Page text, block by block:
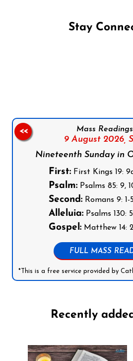
Stay
Mass
9 August 2026,
Nineteenth Sunday in
First: First Kings 19:
Psalm: Psalms 85: 9,
Second: Romans 9: 1-
Alleluia: Psalms 130: 5
Gospel: Matthew 14:
FULL MASS
*This is a free service provided by
<<
Recently